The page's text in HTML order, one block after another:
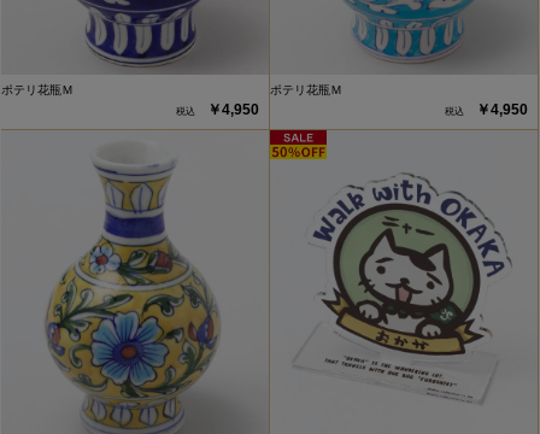
ポテリ花瓶Ｍ
￥4,950
ポテリ花瓶Ｍ
￥4,950